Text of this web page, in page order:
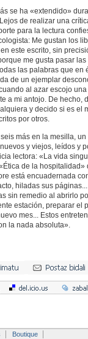
se ha «extendido»
de realizar una
para la lectura
Me gustan los
este escrito, sin
me gusta pasar
las palabras que en
de un ejemplar
al azar escojo
a mi antojo. De hecho,
y decido si es el
por otros.
más en la mesilla,
y viejos, leídos y
lectora: «La vida
de la
está encuadernada
hiladas sus
sin remedio al abrirlo
estación, preparar el
mes... Estos
la nada absoluta».
Boutique